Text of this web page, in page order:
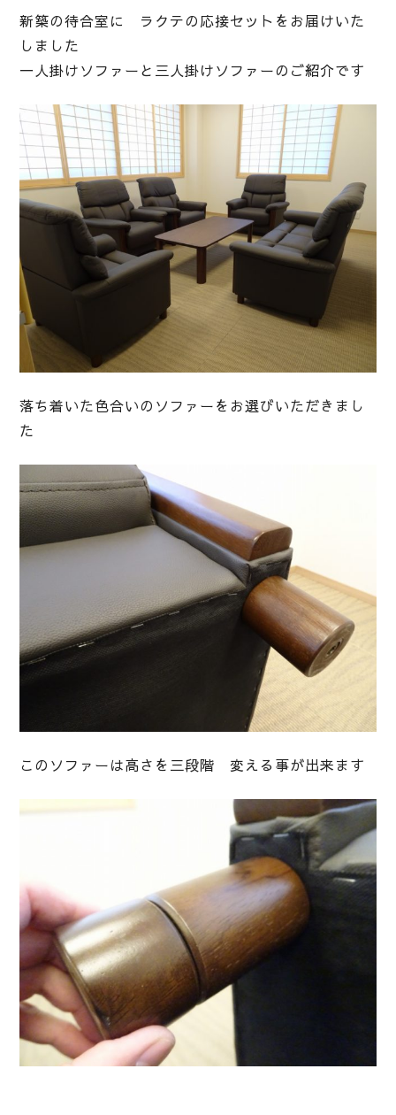
新築の待合室に ラクテの応接セットをお届けいた
しました
一人掛けソファーと三人掛けソファーのご紹介です
落ち着いた色合いのソファーをお選びいただきまし
た
このソファーは高さを三段階 変える事が出来ます